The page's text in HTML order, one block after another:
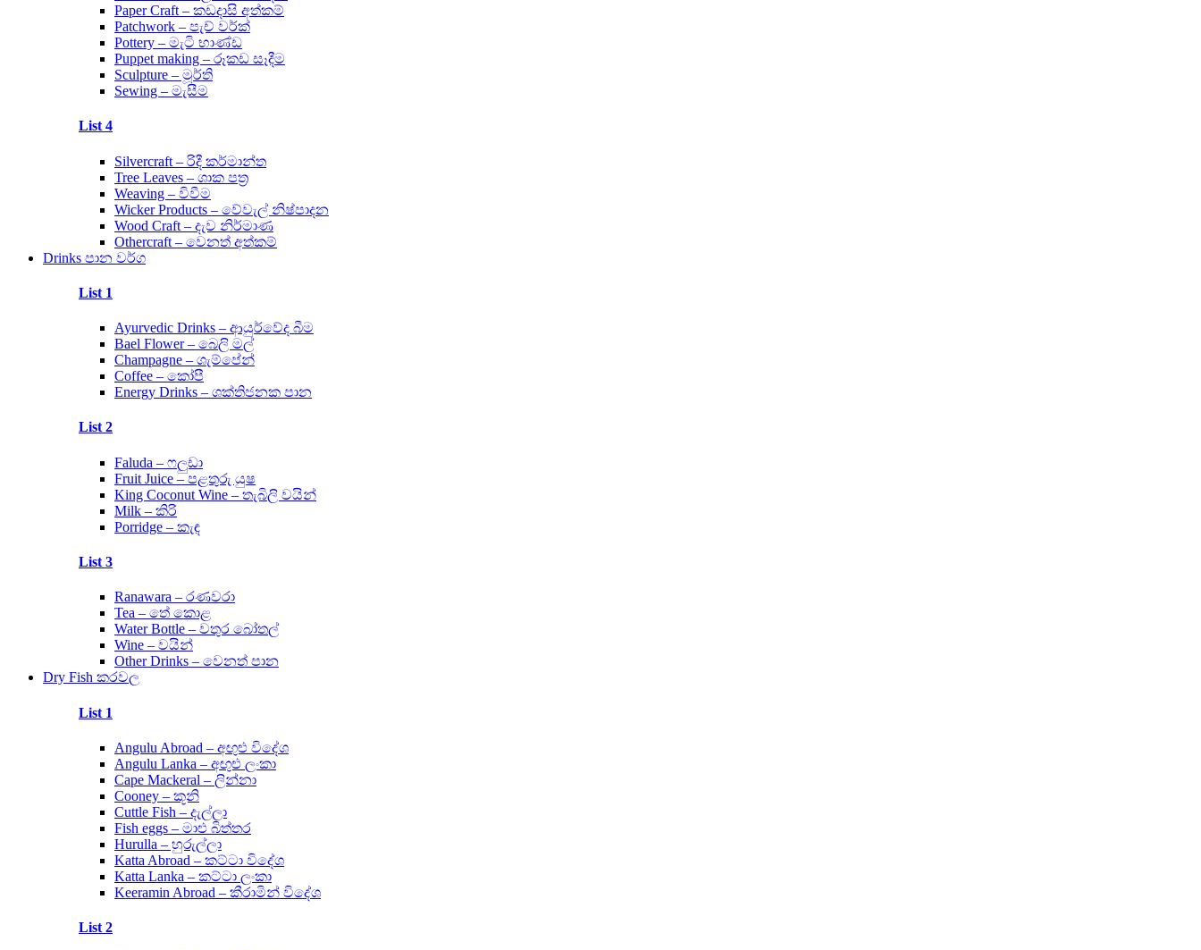
Paper Craft – කඩදාසි අත්කම්
Patchwork – පැච් වර්ක්
Pottery – මැටි භාණ්ඩ
Puppet making – රූකඩ සෑදීම
Sculpture – මූර්ති
Sewing – මැසීම
List 4
Silvercraft – රිදී කර්මාන්ත
Tree Leaves – ශාක පත්‍ර
Weaving – විවීම
Wicker Products – වේවැල් නිෂ්පාදන
Wood Craft – දැව නිර්මාණ
Othercraft – වෙනත් අත්කම්
Drinks පාන වර්ග
List 1
Ayurvedic Drinks – ආයුර්වේද බීම
Bael Flower – බෙලි මල්
Champagne – ශැම්පේන්
Coffee – කෝපී
Energy Drinks – ශක්තිජනක පාන
List 2
Faluda – ෆලුඩා
Fruit Juice – පළතුරු යුෂ
King Coconut Wine – තැබිලි වයින්
Milk – කිරි
Porridge – කැඳ
List 3
Ranawara – රණවරා
Tea – තේ කොළ
Water Bottle – වතුර බෝතල්
Wine – වයින්
Other Drinks – වෙනත් පාන
Dry Fish කරවල
List 1
Angulu Abroad – අඟුළු විදේශ
Angulu Lanka – අඟුළු ලංකා
Cape Mackeral – ලින්නා
Cooney – කූනි
Cuttle Fish – දැල්ලා
Fish eggs – මාළු බිත්තර
Hurulla – හුරුල්ලා
Katta Abroad – කට්ටා විදේශ
Katta Lanka – කට්ටා ලංකා
Keeramin Abroad – කීරාමින් විදේශ
List 2